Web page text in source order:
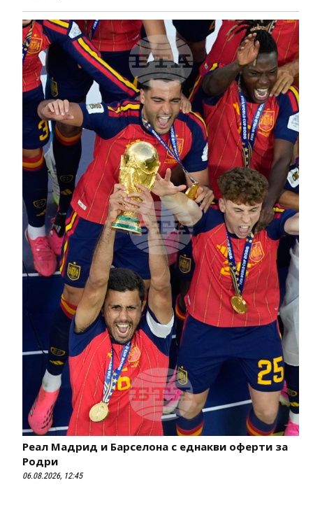
Реал Мадрид и Барселона с еднакви оферти за
Родри
06.08.2026, 12:45